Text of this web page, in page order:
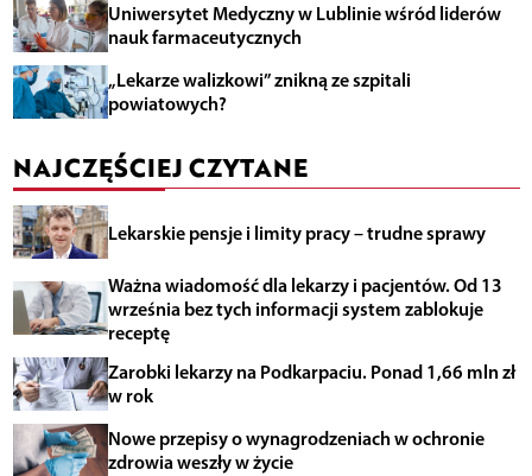
Uniwersytet Medyczny w Lublinie wśród liderów
nauk farmaceutycznych
„Lekarze walizkowi” znikną ze szpitali
powiatowych?
NAJCZĘŚCIEJ CZYTANE
Lekarskie pensje i limity pracy – trudne sprawy
Ważna wiadomość dla lekarzy i pacjentów. Od 13
września bez tych informacji system zablokuje
receptę
Zarobki lekarzy na Podkarpaciu. Ponad 1,66 mln zł
w rok
Nowe przepisy o wynagrodzeniach w ochronie
zdrowia weszły w życie